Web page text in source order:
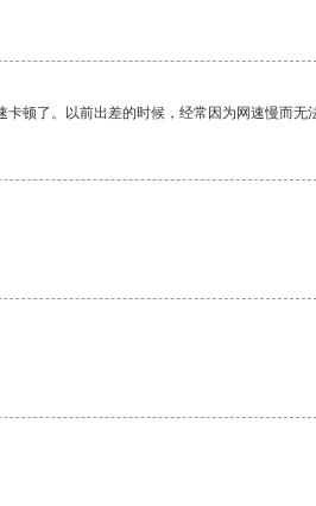
了。以前出差的时候，经常因为网速慢而无